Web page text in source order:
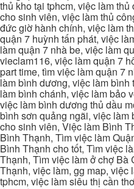
thủ kho tại tphcm, việc làm
cho sinh viên, việc làm thủ
đức giờ hành chính, việc làm
quận 7 huỳnh tấn phát, việc
làm quận 7 nhà be, việc làm
vieclam116, việc làm quận 7
part time, tìm việc làm quận 7
làm bình dương, việc làm
làm bình chánh, việc làm bảo
việc làm bình dương thủ dầu
bình sơn quảng ngãi, việc
cho sinh viên, Việc làm Bình
Bình Thạnh, Tìm việc làm
Bình Thạnh cho tốt, Tìm việc
Thạnh, Tìm việc làm ở chợ Bà
Thạnh, việc làm, gg map, việc
tphcm, việc làm siêu thị cần